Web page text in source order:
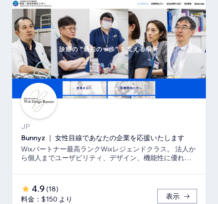
JP
Bunnyz ｜ 女性目線であなたの企業を応援いたします
Wixパートナー最高ランクWixレジェンドクラス。 法人か
ら個人までユーザビリティ、デザイン、機能性に優れた
4.9 (18)
料金：$150 より
表示